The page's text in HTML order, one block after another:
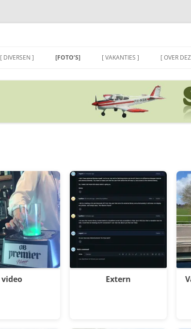
[ DIVERSEN ] [FOTO’S] [ VAKANTIES ] [ OVER
video Extern